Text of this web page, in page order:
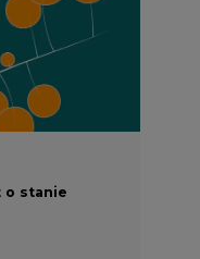
o stanie